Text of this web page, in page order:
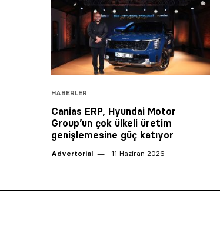
HABERLER
Canias ERP, Hyundai Motor
Group’un çok ülkeli üretim
genişlemesine güç katıyor
Advertorial 11 Haziran 2026